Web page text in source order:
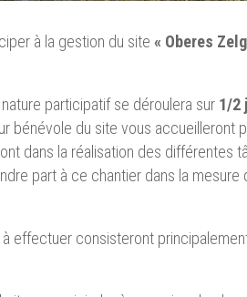
à la gestion du site « Oberes
participatif se déroulera sur 1/2
bénévole du site vous accueilleront
dans la réalisation des différentes
part à ce chantier dans la
effectuer consisteront